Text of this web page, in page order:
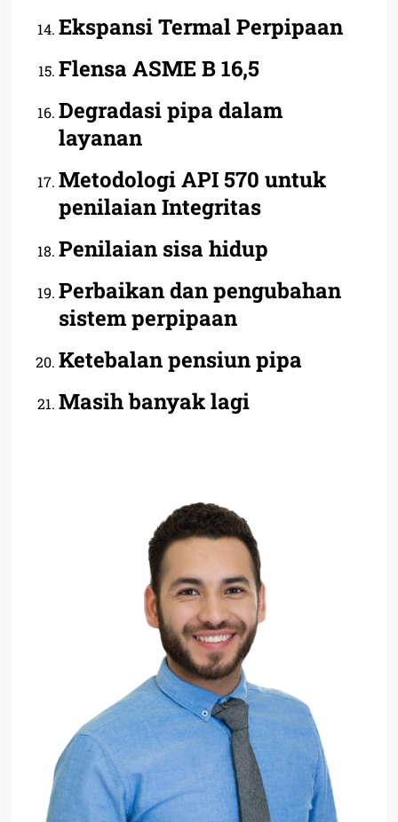
Ekspansi Termal Perpipaan
Flensa ASME B 16,5
Degradasi pipa dalam
layanan
Metodologi API 570 untuk
penilaian Integritas
Penilaian sisa hidup
Perbaikan dan pengubahan
sistem perpipaan
Ketebalan pensiun pipa
Masih banyak lagi